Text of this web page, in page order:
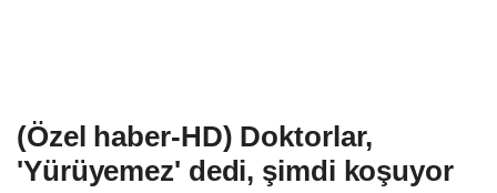
(Özel haber-HD) Doktorlar,
'Yürüyemez' dedi, şimdi koşuyor